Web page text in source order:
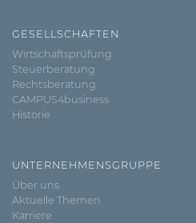
GESELLSCHAFTEN
Wirtschaftsprüfung
Steuerberatung
Rechtsberatung
CAMPUS4business
Historie
UNTERNEHMENSGRUPPE
Über uns
Aktuelle Themen
Karriere